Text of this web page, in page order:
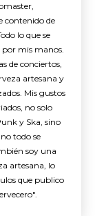
contenido de
lo que se
por mis manos.
de conciertos,
artesana y
Mis gustos
no solo
y Ska, sino
todo se
soy una
artesana, lo
que publico